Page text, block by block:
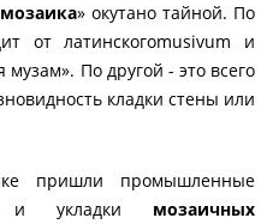
мозаика» окутано тайной. По
от латинскогоmusivum и
По другой - это всего
кладки стены или
пришли промышленные
и укладки мозаичных